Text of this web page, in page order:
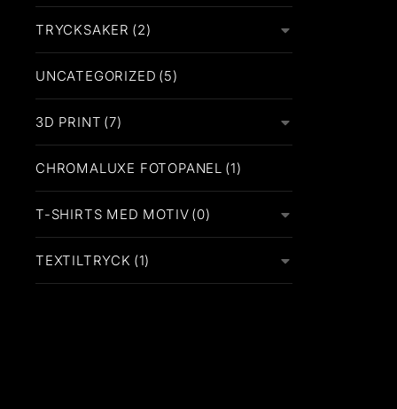
TRYCKSAKER (2)
UNCATEGORIZED (5)
3D PRINT (7)
CHROMALUXE FOTOPANEL (1)
T-SHIRTS MED MOTIV (0)
TEXTILTRYCK (1)